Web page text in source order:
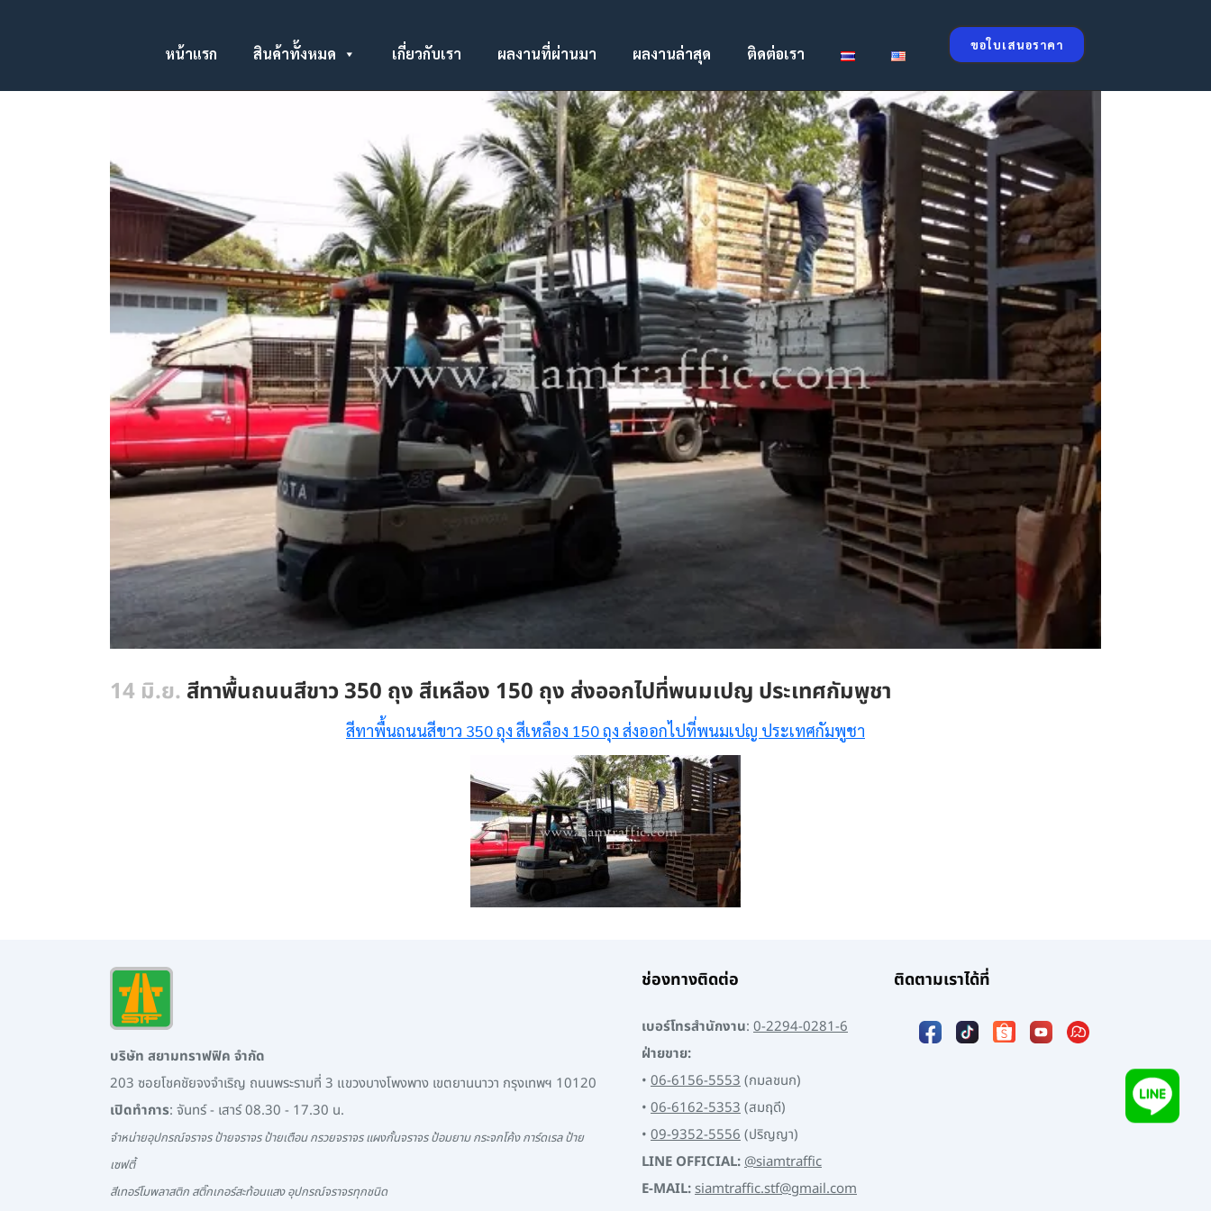
ขอใบเสนอราคา
หน้าแรก สินค้าทั้งหมด เกี่ยวกับเรา ผลงานที่ผ่านมา ผลงานล่าสุด ติดต่อเรา
14 มิ.ย. สีทาพื้นถนนสีขาว 350 ถุง สีเหลือง 150 ถุง ส่งออกไปที่พนมเปญ ประเทศกัมพูชา
สีทาพื้นถนนสีขาว 350 ถุง สีเหลือง 150 ถุง ส่งออกไปที่พนมเปญ ประเทศกัมพูชา
บริษัท สยามทราฟฟิค จำกัด
203 ซอยโชคชัยจงจำเริญ ถนนพระรามที่ 3 แขวงบางโพงพาง เขตยานนาวา กรุงเทพฯ 10120
เปิดทำการ: จันทร์ - เสาร์ 08.30 - 17.30 น.
จำหน่ายอุปกรณ์จราจร ป้ายจราจร ป้ายเตือน กรวยจราจร แผงกั้นจราจร ป้อมยาม กระจกโค้ง การ์ดเรล ป้าย
เซฟตี้
สีเทอร์โมพลาสติก สติ๊กเกอร์สะท้อนแสง อุปกรณ์จราจรทุกชนิด
ช่องทางติดต่อ
เบอร์โทรสำนักงาน: 0-2294-0281-6
ฝ่ายขาย:
• 06-6156-5553(กมลชนก)
• 06-6162-5353(สมฤดี)
• 09-9352-5556(ปริญญา)
LINE OFFICIAL:@siamtraffic
E-MAIL:siamtraffic.stf@gmail.com
ติดตามเราได้ที่